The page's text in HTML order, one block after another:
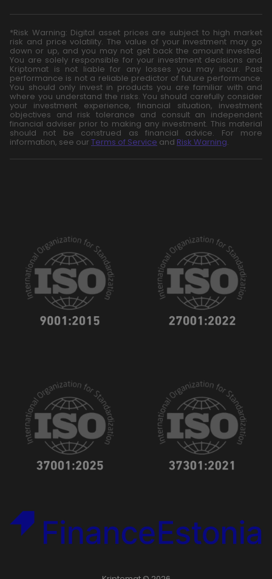
*Risk Warning: Digital asset prices are subject to high market
risk and price volatility. The value of your investment may go
down or up, and you may not get back the amount invested.
You are solely responsible for your investment decisions and
Kriptomat is not liable for any losses you may incur. Past
performance is not a reliable predictor of future performance.
You should only invest in products you are familiar with and
where you understand the risks. You should carefully consider
your investment experience, financial situation, investment
objectives and risk tolerance and consult an independent
financial adviser prior to making any investment. This material
should not be construed as financial advice. For more
information, see our Terms of Service and Risk Warning.